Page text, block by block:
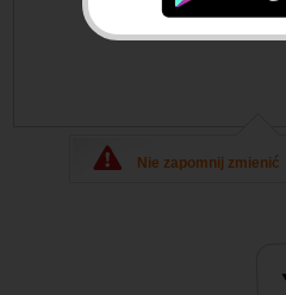
Nie zapomnij zmienić